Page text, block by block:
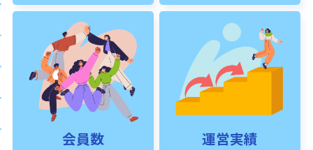
会員数 運営実績